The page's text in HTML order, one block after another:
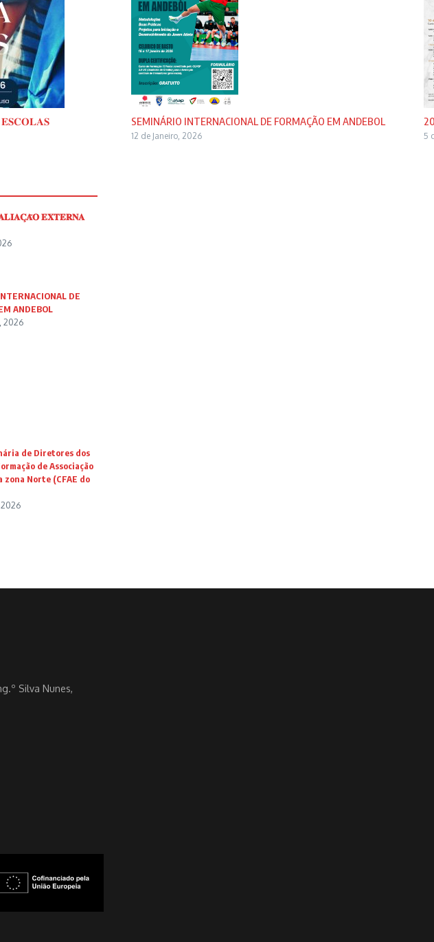
SEMINÁRIO INTERNACIONAL DE FORMAÇÃO EM ANDEBOL
12 de Janeiro, 2026 5
𝐄𝐗𝐓𝐄𝐑𝐍𝐀
DE
ANDEBOL
2026
de Diretores dos
de Associação
zona Norte (CFAE do
Silva Nunes,